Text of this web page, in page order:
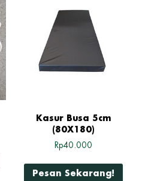
Kasur Busa 5cm
(80X180)
Rp40.000
Pesan Sekarang!